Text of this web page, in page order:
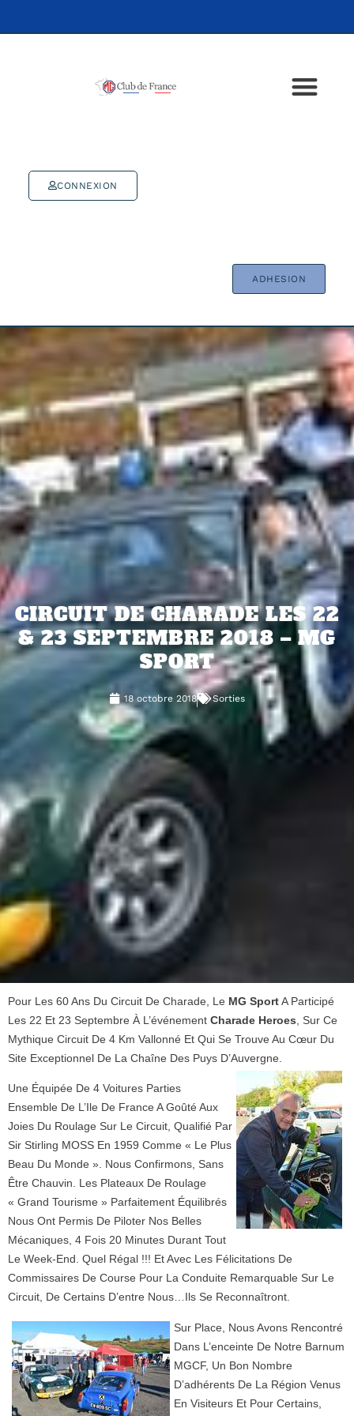
CONNEXION
ADHESION
CIRCUIT DE CHARADE LES 22
& 23 SEPTEMBRE 2018 – MG
SPORT
18 octobre 2018 Sorties
Pour Les 60 Ans Du Circuit De Charade, Le MG SportA Participé
Les 22 Et 23 Septembre À L’événement Charade Heroes , Sur Ce
Mythique Circuit De 4 Km Vallonné Et Qui Se Trouve Au Cœur Du
Site Exceptionnel De La Chaîne Des Puys D’Auvergne.
Une Équipée De 4 Voitures Parties
Ensemble De L’Ile De France A Goûté Aux
Joies Du Roulage Sur Le Circuit, Qualifié Par
Sir Stirling MOSS En 1959 Comme « Le Plus
Beau Du Monde ». Nous Confirmons, Sans
Être Chauvin. Les Plateaux De Roulage
« Grand Tourisme » Parfaitement Équilibrés
Nous Ont Permis De Piloter Nos Belles
Mécaniques, 4 Fois 20 Minutes Durant Tout
Le Week-End. Quel Régal !!! Et Avec Les Félicitations De
Commissaires De Course Pour La Conduite Remarquable Sur Le
Circuit, De Certains D’entre Nous…Ils Se Reconnaîtront.
SUr Place, Nous Avons Rencontré
Dans L’enceinte De Notre Barnum
MGCF, Un Bon Nombre
D’adhérents De La Région Venus
En Visiteurs Et Pour Certains,